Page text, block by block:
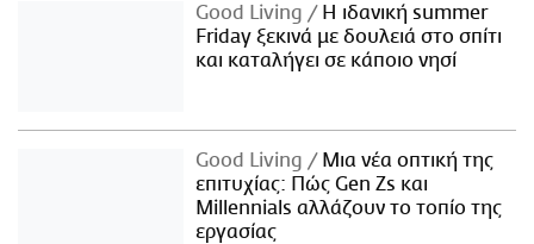
Good Living
Η ιδανική summer
Friday ξεκινά με δουλειά στο σπίτι
και καταλήγει σε κάποιο νησί
Good Living
Μια νέα οπτική της
επιτυχίας: Πώς Gen Zs και
Millennials αλλάζουν το τοπίο της
εργασίας